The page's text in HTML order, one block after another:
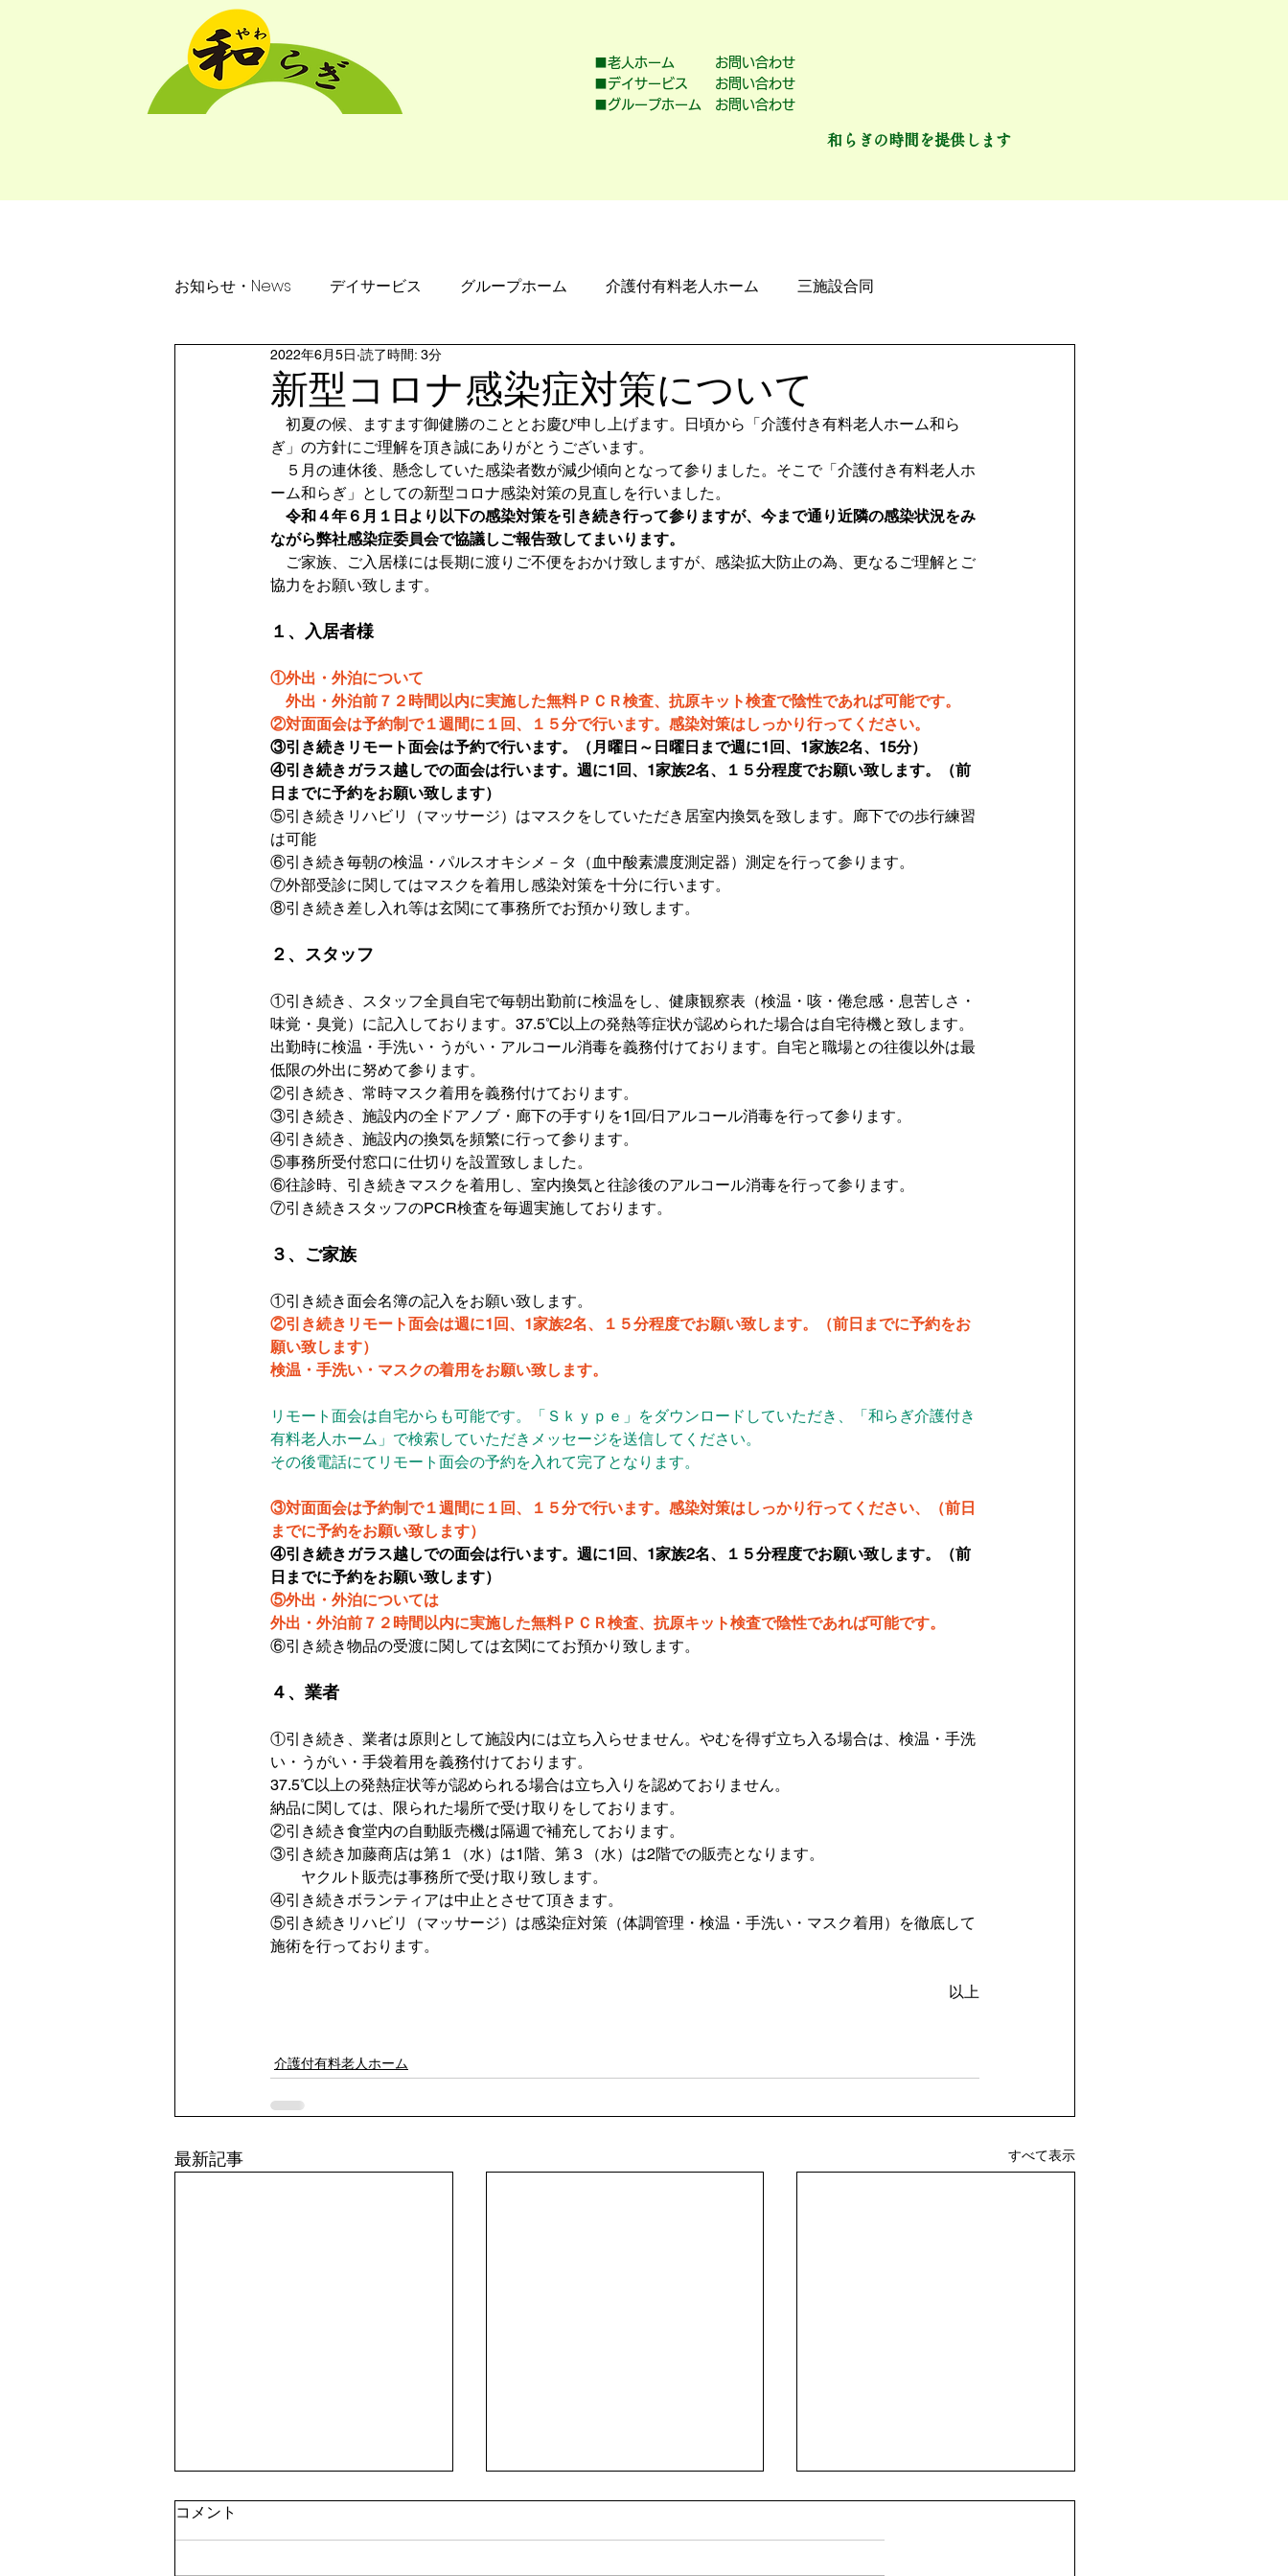
■老人ホーム お問い合わせ
■デイサービス お問い合わせ
■グループホーム お問い合わせ
和らぎの時間を提供します
お知らせ・News デイサービス グループホーム 介護付有料老人ホーム 三施設合同
新型コロナ感染症対策について
2022年6月5日 読了時間: 3分
初夏の候、ますます御健勝のこととお慶び申し上げます。日頃から「介護付き有料老人ホーム和ら
ぎ」の方針にご理解を頂き誠にありがとうございます。
５月の連休後、懸念していた感染者数が減少傾向となって参りました。そこで「介護付き有料老人ホ
ーム和らぎ」としての新型コロナ感染対策の見直しを行いました。
令和４年６月１日より以下の感染対策を引き続き行って参りますが、今まで通り近隣の感染状況をみ
ながら弊社感染症委員会で協議しご報告致してまいります。
ご家族、ご入居様には長期に渡りご不便をおかけ致しますが、感染拡大防止の為、更なるご理解とご
協力をお願い致します。
１、入居者様
①外出・外泊について
外出・外泊前７２時間以内に実施した無料ＰＣＲ検査、抗原キット検査で陰性であれば可能です。
②対面面会は予約制で１週間に１回、１５分で行います。感染対策はしっかり行ってください。
③引き続きリモート面会は予約で行います。（月曜日～日曜日まで週に1回、1家族2名、15分）
④引き続きガラス越しでの面会は行います。週に1回、1家族2名、１５分程度でお願い致します。（前
日までに予約をお願い致します）
⑤引き続きリハビリ（マッサージ）はマスクをしていただき居室内換気を致します。廊下での歩行練習
は可能
⑥引き続き毎朝の検温・パルスオキシメ－タ（血中酸素濃度測定器）測定を行って参ります。
⑦外部受診に関してはマスクを着用し感染対策を十分に行います。
⑧引き続き差し入れ等は玄関にて事務所でお預かり致します。
２、スタッフ
①引き続き、スタッフ全員自宅で毎朝出勤前に検温をし、健康観察表（検温・咳・倦怠感・息苦しさ・
味覚・臭覚）に記入しております。37.5℃以上の発熱等症状が認められた場合は自宅待機と致します。
出勤時に検温・手洗い・うがい・アルコール消毒を義務付けております。自宅と職場との往復以外は最
低限の外出に努めて参ります。
②引き続き、常時マスク着用を義務付けております。
③引き続き、施設内の全ドアノブ・廊下の手すりを1回/日アルコール消毒を行って参ります。
④引き続き、施設内の換気を頻繁に行って参ります。
⑤事務所受付窓口に仕切りを設置致しました。
⑥往診時、引き続きマスクを着用し、室内換気と往診後のアルコール消毒を行って参ります。
⑦引き続きスタッフのPCR検査を毎週実施しております。
３、ご家族
①引き続き面会名簿の記入をお願い致します。
②引き続きリモート面会は週に1回、1家族2名、１５分程度でお願い致します。（前日までに予約をお
願い致します）
検温・手洗い・マスクの着用をお願い致します。
リモート面会は自宅からも可能です。「Ｓｋｙｐｅ」をダウンロードしていただき、「和らぎ介護付き
有料老人ホーム」で検索していただきメッセージを送信してください。
その後電話にてリモート面会の予約を入れて完了となります。
③対面面会は予約制で１週間に１回、１５分で行います。感染対策はしっかり行ってください、（前日
までに予約をお願い致します）
④引き続きガラス越しでの面会は行います。週に1回、1家族2名、１５分程度でお願い致します。（前
日までに予約をお願い致します）
⑤外出・外泊については
外出・外泊前７２時間以内に実施した無料ＰＣＲ検査、抗原キット検査で陰性であれば可能です。
⑥引き続き物品の受渡に関しては玄関にてお預かり致します。
４、業者
①引き続き、業者は原則として施設内には立ち入らせません。やむを得ず立ち入る場合は、検温・手洗
い・うがい・手袋着用を義務付けております。
37.5℃以上の発熱症状等が認められる場合は立ち入りを認めておりません。
納品に関しては、限られた場所で受け取りをしております。
②引き続き食堂内の自動販売機は隔週で補充しております。
③引き続き加藤商店は第１（水）は1階、第３（水）は2階での販売となります。
ヤクルト販売は事務所で受け取り致します。
④引き続きボランティアは中止とさせて頂きます。
⑤引き続きリハビリ（マッサージ）は感染症対策（体調管理・検温・手洗い・マスク着用）を徹底して
施術を行っております。
以上
介護付有料老人ホーム
最新記事 すべて表示
コメント